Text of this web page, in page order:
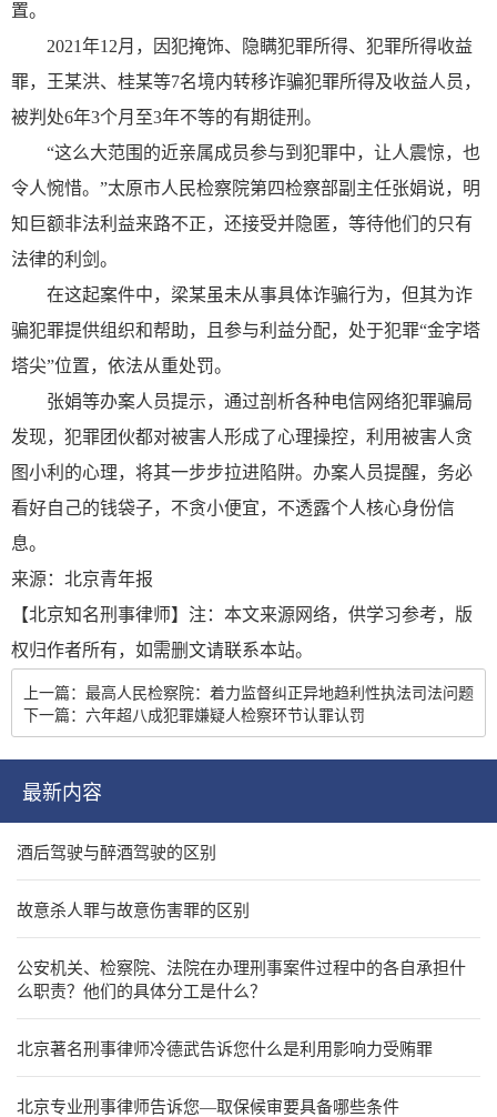
置。
2021年12月，因犯掩饰、隐瞒犯罪所得、犯罪所得收益
罪，王某洪、桂某等7名境内转移诈骗犯罪所得及收益人员，
被判处6年3个月至3年不等的有期徒刑。
“这么大范围的近亲属成员参与到犯罪中，让人震惊，也
令人惋惜。”太原市人民检察院第四检察部副主任张娟说，明
知巨额非法利益来路不正，还接受并隐匿，等待他们的只有
法律的利剑。
在这起案件中，梁某虽未从事具体诈骗行为，但其为诈
骗犯罪提供组织和帮助，且参与利益分配，处于犯罪“金字塔
塔尖”位置，依法从重处罚。
张娟等办案人员提示，通过剖析各种电信网络犯罪骗局
发现，犯罪团伙都对被害人形成了心理操控，利用被害人贪
图小利的心理，将其一步步拉进陷阱。办案人员提醒，务必
看好自己的钱袋子，不贪小便宜，不透露个人核心身份信
息。
来源：北京青年报
【北京知名刑事律师】注：本文来源网络，供学习参考，版
权归作者所有，如需删文请联系本站。
上一篇：最高人民检察院：着力监督纠正异地趋利性执法司法问题
下一篇：六年超八成犯罪嫌疑人检察环节认罪认罚
最新内容
酒后驾驶与醉酒驾驶的区别
故意杀人罪与故意伤害罪的区别
公安机关、检察院、法院在办理刑事案件过程中的各自承担什
么职责？他们的具体分工是什么？
北京著名刑事律师冷德武告诉您什么是利用影响力受贿罪
北京专业刑事律师告诉您—取保候审要具备哪些条件